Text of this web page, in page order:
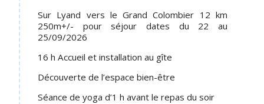
Sur Lyand vers le Grand Colombier 12 km
250m+/- pour séjour dates du 22 au
25/09/2026
16 h Accueil et installation au gîte
Découverte de l’espace bien-être
Séance de yoga d’1 h avant le repas du soir